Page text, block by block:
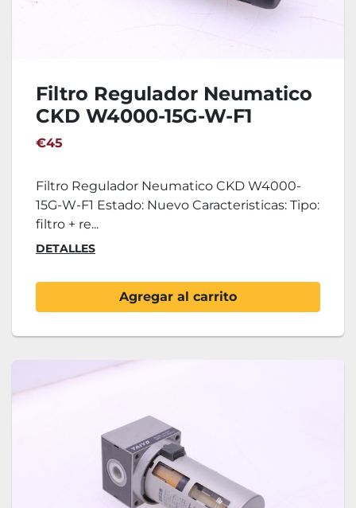
Filtro Regulador Neumatico
CKD W4000-15G-W-F1
€45
Filtro Regulador Neumatico CKD W4000-
15G-W-F1 Estado: Nuevo Caracteristicas: Tipo:
filtro + re...
DETALLES
Agregar al carrito